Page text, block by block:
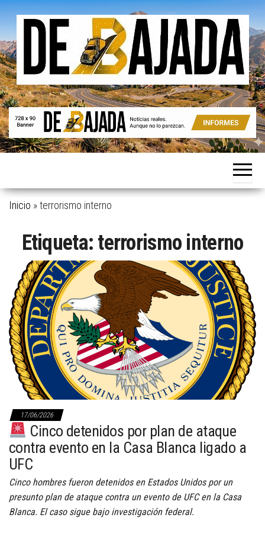
Saltar
contenido
De
Bajada
Noticias
Aunque
parezcan.
Inicio »terrorismo interno
Etiqueta: terrorismo interno
17/06/2026
Cinco detenidos por plan de ataque
contra evento en la Casa Blanca ligado a
UFC
Cinco hombres fueron detenidos en Estados Unidos por un
presunto plan de ataque contra un evento de UFC en la Casa
Blanca. El caso sigue bajo investigación federal.